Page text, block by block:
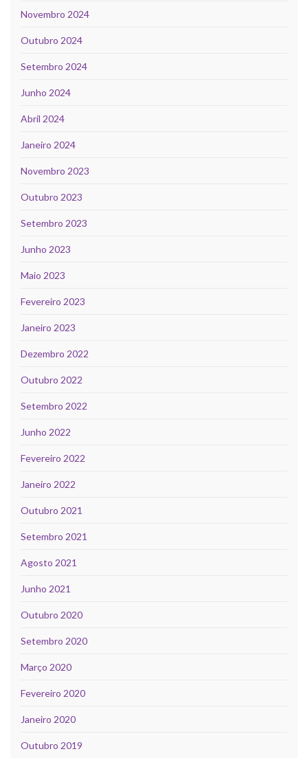
Novembro 2024
Outubro 2024
Setembro 2024
Junho 2024
Abril 2024
Janeiro 2024
Novembro 2023
Outubro 2023
Setembro 2023
Junho 2023
Maio 2023
Fevereiro 2023
Janeiro 2023
Dezembro 2022
Outubro 2022
Setembro 2022
Junho 2022
Fevereiro 2022
Janeiro 2022
Outubro 2021
Setembro 2021
Agosto 2021
Junho 2021
Outubro 2020
Setembro 2020
Março 2020
Fevereiro 2020
Janeiro 2020
Outubro 2019